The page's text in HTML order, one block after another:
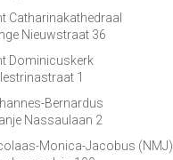
Catharinakathedraal
Nieuwstraat 36
Dominicuskerk
1
Bernardus
Nassaulaan 2
Monica-Jacobus (NMJ)